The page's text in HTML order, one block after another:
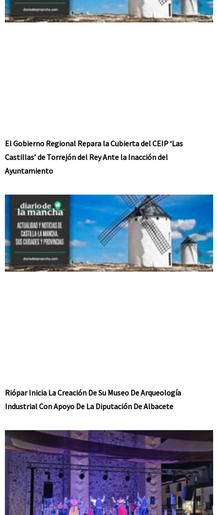
El Gobierno Regional Repara la Cubierta del CEIP ‘Las
Castillas’ de Torrejón del Rey Ante la Inacción del
Ayuntamiento
Riópar Inicia La Creación De Su Museo De Arqueología
Industrial Con Apoyo De La Diputación De Albacete